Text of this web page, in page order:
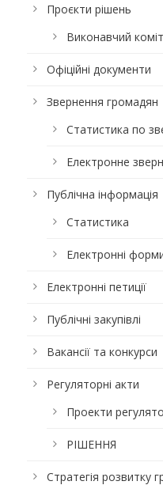
Проєкти рішень
Виконавчий
Офіційні документи
Звернення громадян
Статистика по
Електронне
Публічна інформація
Статистика
Електронні
Електронні петиції
Публічні закупівлі
Вакансії та конкурси
Регуляторні акти
Проекти
РІШЕННЯ
Стратегія розвитку